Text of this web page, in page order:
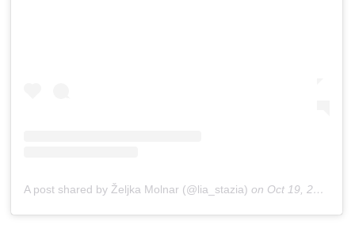
A post shared by Željka Molnar (@lia_stazia) on Oct 19, 2018 at 4:24am PDT